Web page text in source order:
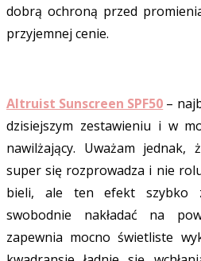
dobrą ochroną przed
przyjemnej cenie.
Altruist Sunscreen SPF50 –
dzisiejszym zestawieniu i w
nawilżający. Uważam
super się rozprowadza i nie
bieli, ale ten efekt szybko
swobodnie nakładać na
zapewnia mocno świetliste